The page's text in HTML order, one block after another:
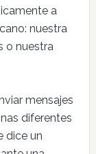
a
nuestra
o nuestra
mensajes
diferentes
dice un